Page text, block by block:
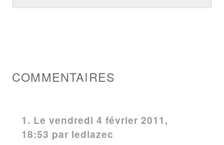
COMMENTAIRES
1. Le vendredi 4 février 2011,
18:53 par lediazec